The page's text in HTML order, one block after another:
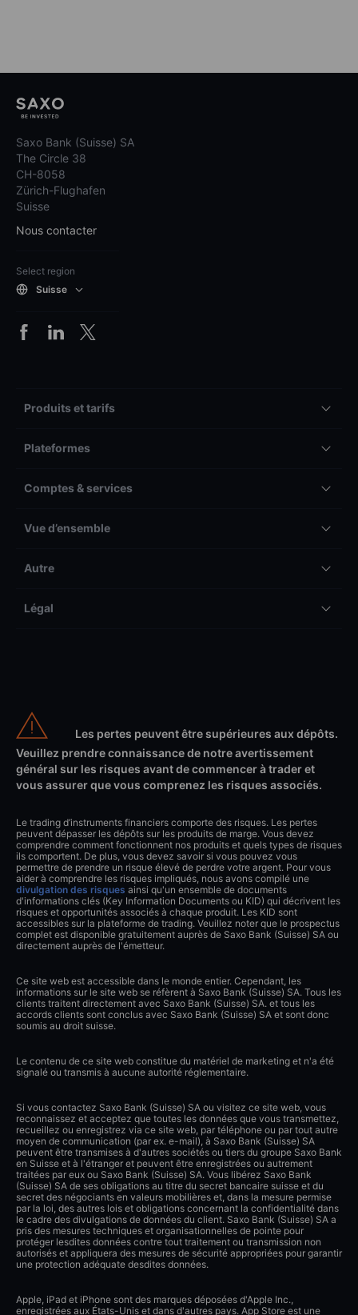
Saxo Bank (Suisse) SA
The Circle 38
CH-8058
Zürich-Flughafen
Suisse
Nous contacter
Select region
Suisse
Produits et tarifs
Plateformes
Comptes & services
Vue d’ensemble
Autre
Légal
Les pertes peuvent être supérieures aux dépôts.
Veuillez prendre connaissance de notre avertissement
général sur les risques avant de commencer à trader et
vous assurer que vous comprenez les risques associés.
Le trading d’instruments financiers comporte des risques. Les pertes
peuvent dépasser les dépôts sur les produits de marge. Vous devez
comprendre comment fonctionnent nos produits et quels types de risques
ils comportent. De plus, vous devez savoir si vous pouvez vous
permettre de prendre un risque élevé de perdre votre argent. Pour vous
aider à comprendre les risques impliqués, nous avons compilé une
divulgation des risques ainsi qu'un ensemble de documents
d'informations clés (Key Information Documents ou KID) qui décrivent les
risques et opportunités associés à chaque produit. Les KID sont
accessibles sur la plateforme de trading. Veuillez noter que le prospectus
complet est disponible gratuitement auprès de Saxo Bank (Suisse) SA ou
directement auprès de l'émetteur.
Ce site web est accessible dans le monde entier. Cependant, les
informations sur le site web se réfèrent à Saxo Bank (Suisse) SA. Tous les
clients traitent directement avec Saxo Bank (Suisse) SA. et tous les
accords clients sont conclus avec Saxo Bank (Suisse) SA et sont donc
soumis au droit suisse.
Le contenu de ce site web constitue du matériel de marketing et n'a été
signalé ou transmis à aucune autorité réglementaire.
Si vous contactez Saxo Bank (Suisse) SA ou visitez ce site web, vous
reconnaissez et acceptez que toutes les données que vous transmettez,
recueillez ou enregistrez via ce site web, par téléphone ou par tout autre
moyen de communication (par ex. e-mail), à Saxo Bank (Suisse) SA
peuvent être transmises à d'autres sociétés ou tiers du groupe Saxo Bank
en Suisse et à l'étranger et peuvent être enregistrées ou autrement
traitées par eux ou Saxo Bank (Suisse) SA. Vous libérez Saxo Bank
(Suisse) SA de ses obligations au titre du secret bancaire suisse et du
secret des négociants en valeurs mobilières et, dans la mesure permise
par la loi, des autres lois et obligations concernant la confidentialité dans
le cadre des divulgations de données du client. Saxo Bank (Suisse) SA a
pris des mesures techniques et organisationnelles de pointe pour
protéger lesdites données contre tout traitement ou transmission non
autorisés et appliquera des mesures de sécurité appropriées pour garantir
une protection adéquate desdites données.
Apple, iPad et iPhone sont des marques déposées d'Apple Inc.,
enregistrées aux États-Unis et dans d'autres pays. App Store est une